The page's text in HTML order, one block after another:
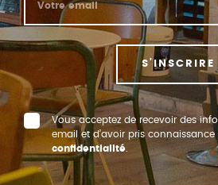
S'INSCRIRE
Vous acceptez de recevoir des
email et d’avoir pris
confidentialité